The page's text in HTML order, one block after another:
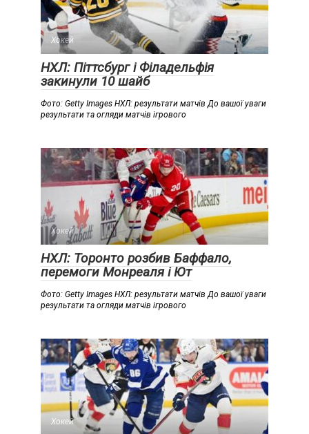
Хокей
НХЛ: Піттсбург і Філадельфія
закинули 10 шайб
Фото: Getty Images НХЛ: результати матчів До вашої уваги
результати та огляди матчів ігрового
Хокей
НХЛ: Торонто розбив Баффало,
перемоги Монреаля і Ют
Фото: Getty Images НХЛ: результати матчів До вашої уваги
результати та огляди матчів ігрового
Хокей